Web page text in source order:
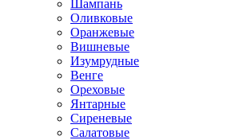
Шампань
Оливковые
Оранжевые
Вишневые
Изумрудные
Венге
Ореховые
Янтарные
Сиреневые
Салатовые